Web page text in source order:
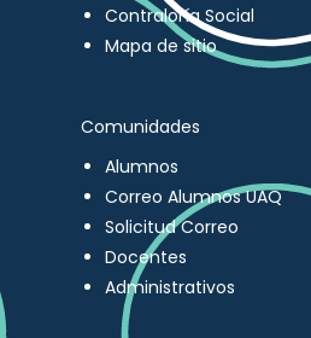
Contraloría Social
Mapa de sitio
Comunidades
Alumnos
Correo Alumnos UAQ
Solicitud Correo
Docentes
Administrativos